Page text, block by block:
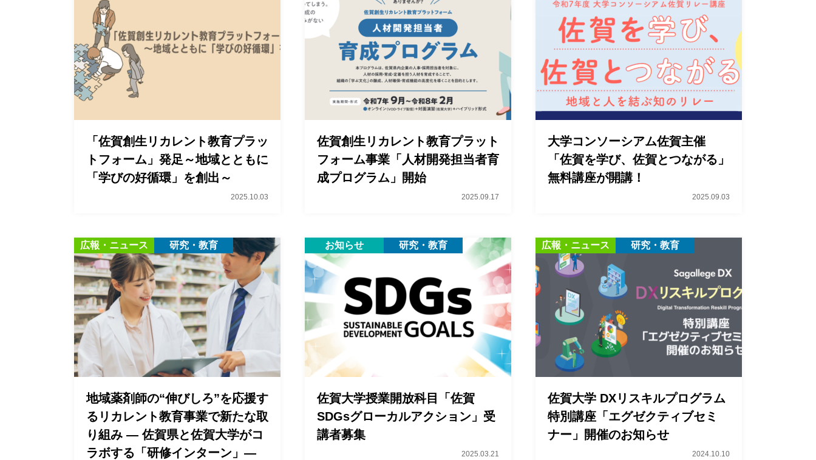
「佐賀創生リカレント教育プラッ
トフォーム」発足～地域とともに
「学びの好循環」を創出～
2025.10.03
佐賀創生リカレント教育プラット
フォーム事業「人材開発担当者育
成プログラム」開始
2025.09.17
大学コンソーシアム佐賀主催
「佐賀を学び、佐賀とつながる」
無料講座が開講！
2025.09.03
広報・ニュース 研究・教育
地域薬剤師の“伸びしろ”を応援す
るリカレント教育事業で新たな取
り組み ― 佐賀県と佐賀大学がコ
ラボする「研修インターン」―
お知らせ 研究・教育
佐賀大学授業開放科目「佐賀
SDGsグローカルアクション」受
講者募集
2025.03.21
広報・ニュース 研究・教育
佐賀大学 DXリスキルプログラム
特別講座「エグゼクティブセミ
ナー」開催のお知らせ
2024.10.10